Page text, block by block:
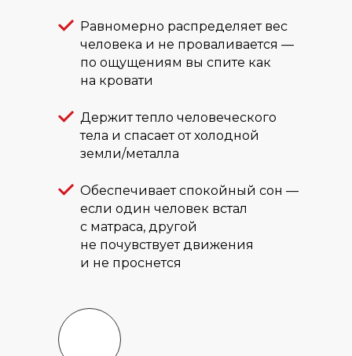
Равномерно распределяет вес
человека и не проваливается —
по ощущениям вы спите как
на кровати
Держит тепло человеческого
тела и спасает от холодной
земли/металла
Обеспечивает спокойный сон —
если один человек встал
с матраса, другой
не почувствует движения
и не проснется